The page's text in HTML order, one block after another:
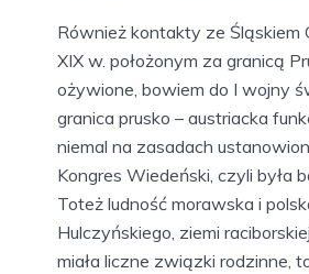
Również kontakty ze Śląskiem
XIX w. położonym za granicą
ożywione, bowiem do I wojny
granica prusko – austriacka
niemal na zasadach
Kongres Wiedeński, czyli była
Toteż ludność morawska i
Hulczyńskiego, ziemi
miała liczne związki rodzinne,